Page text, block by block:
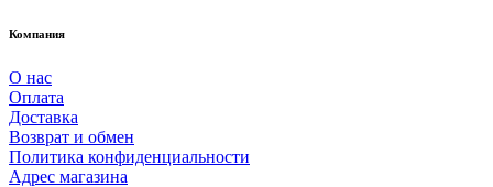
Компания
О нас
Оплата
Доставка
Возврат и обмен
Политика конфиденциальности
Адрес магазина